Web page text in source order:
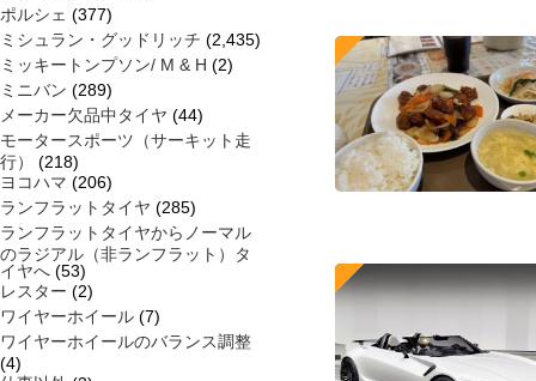
ポルシェ (377)
ミシュラン・グッドリッチ (2,435)
ミッキートンプソン/ M & H (2)
ミニバン (289)
メーカー欠品中タイヤ (44)
モータースポーツ（サーキット走
行）
(218)
ヨコハマ (206)
ランフラットタイヤ (285)
ランフラットタイヤからノーマル
のラジアル（非ランフラット）タ
イヤへ (53)
レスター (2)
ワイヤーホイール (7)
ワイヤーホイールのバランス調整
(4)